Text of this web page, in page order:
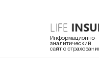
Информационно-
аналитический
сайт о